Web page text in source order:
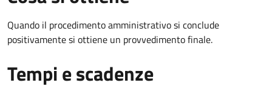
Quando il procedimento amministrativo si conclude
positivamente si ottiene un provvedimento finale.
Tempi e scadenze